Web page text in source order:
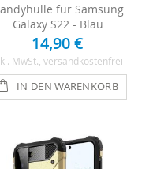
für Samsung
Galaxy S22 - Blau
14,90 €
MwSt. , versandkostenfrei
IN DEN WARENKORB